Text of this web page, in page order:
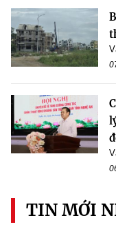
TIN MỚI